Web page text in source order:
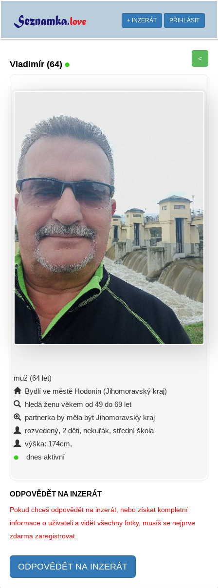
+ INZERÁT PŘIHLÁSIT
Vladimír (64)
<
muž (64 let)
Bydlí ve městě Hodonín (Jihomoravský kraj)
hledá ženu věkem od 49 do 69 let
partnerka by měla být Jihomoravský kraj
rozvedený, 2 děti, nekuřák, střední škola
výška: 174cm,
dnes aktivní
ODPOVĚDĚT NA INZERÁT
Pokud chceš odpovědět na inzerát, nebo získat kompletní
informace o uživateli a vidět všechny fotky, musíš se nejprve
zdarma zaregistrovat.
ODPOVĚDĚT NA INZERÁT